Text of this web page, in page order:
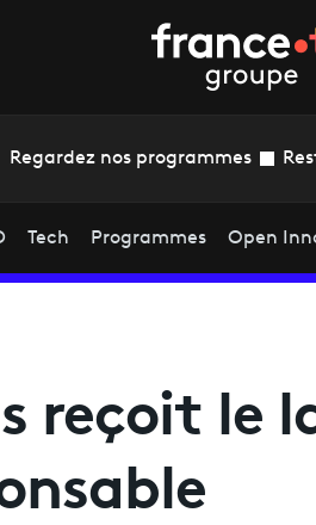
Regardez nos programmes
Tech Programmes Open
reçoit le